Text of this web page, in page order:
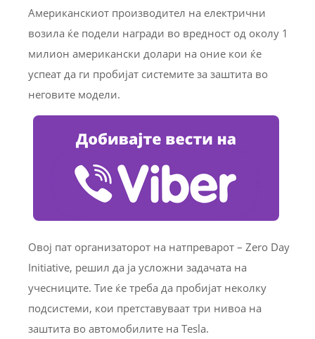
Американскиот производител на електрични
возила ќе подели награди во вредност од околу 1
милион американски долари на оние кои ќе
успеат да ги пробијат системите за заштита во
неговите модели.
Овој пат организаторот на натпреварот – Zero Day
Initiative, решил да ја усложни задачата на
учесниците. Тие ќе треба да пробијат неколку
подсистеми, кои претставуваат три нивоа на
заштита во автомобилите на Tesla.